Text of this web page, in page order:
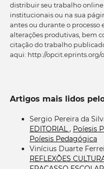
distribuir seu trabalho online
institucionais ou na sua
antes ou durante o processo
alterações produtivas, bem
citação do trabalho
aqui: http://
Artigos mais lidos
Sergio Pereira da
EDITORIAL, Poíesis
Poíesis Pedagógica
Vinícius Duarte
REFLEXÕES